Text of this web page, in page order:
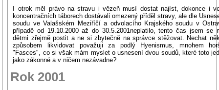
I otrok měl právo na stravu i vězeň musí dostat najíst, dokonce i
koncentračních táborech dostávali omezený příděl stravy, ale dle
soudu ve Valašském Meziříčí a odvolacího Krajského soudu v
případě od 19.10.2000 až do 30.5.2001neplatilo, tento čas jsem se
dětmi zřejmě postit a ne si zbytečně na správce stěžovat. Nechat
způsobem likvidovat považuji za podlý Hyenismus, mnohem
"Fasces", co si však mám myslet o usnesení dvou soudů, které toto
jako zákonné a v ničem nezávadne?
Rok 2001